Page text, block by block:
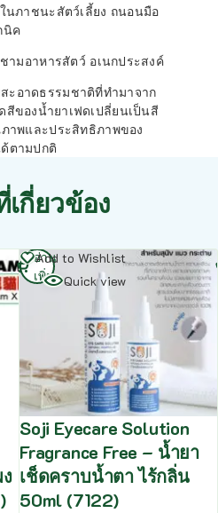
นภาชนะสัตว์เลี้ยง ถนอนมือ
นิค
ามอาหารสัตว์ อเนกประสงค์
ะอาดธรรมชาติที่ทำมาจาก
สีของน้ำยาเฟดเปลี่ยนเป็นสี
าพและประสิทธิภาพของ
ตามปกติ
กี่ยวข้อง
Add to Wishlist
Quick view
Soji Eyecare Solution
Fragrance Free – น้ำยา
เช็ดคราบน้ำตา ไร้กลิ่น
50ml (7122)
อ่าน
เพิ่ม